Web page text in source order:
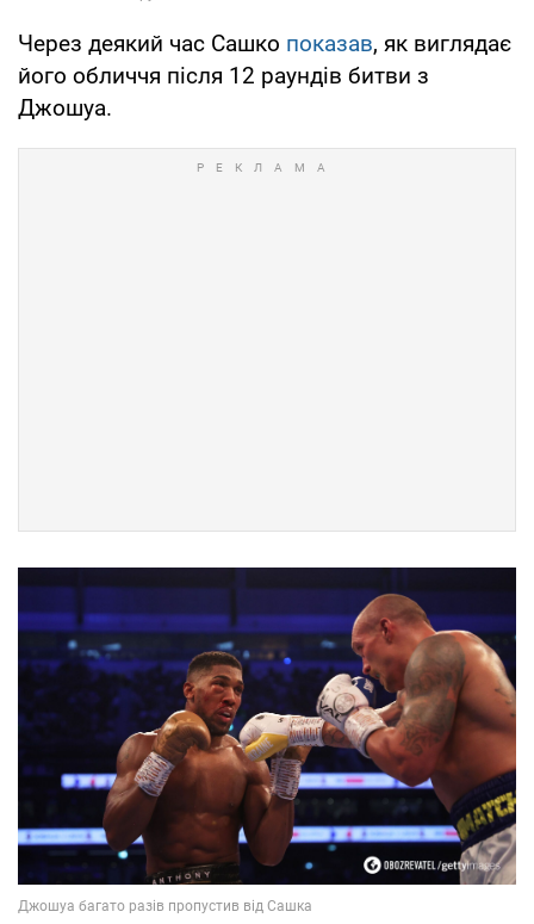
Через деякий час Сашко показав, як виглядає
його обличчя після 12 раундів битви з
Джошуа.